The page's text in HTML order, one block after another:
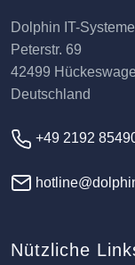
Dolphin IT-
Peterstr. 69
42499
Deutschland
+49 2192
Nützliche